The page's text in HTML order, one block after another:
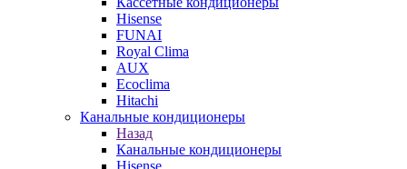
Hisense
FUNAI
Royal Clima
AUX
Ecoclima
Hitachi
Канальные кондиционеры
Назад
Канальные кондиционеры
Hisense